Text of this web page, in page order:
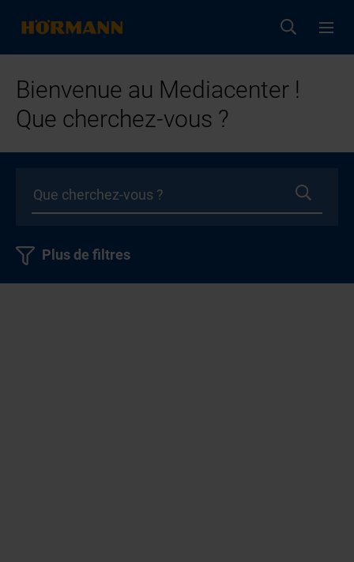
Bienvenue au Mediacenter !
Que cherchez-vous ?
Plus de filtres